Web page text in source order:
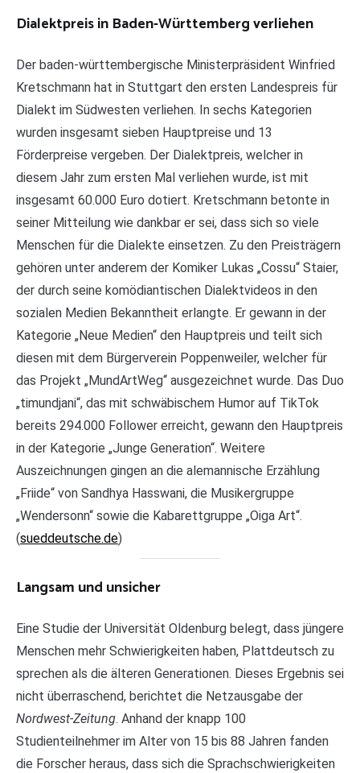
Dialektpreis in Baden-Württemberg verliehen
Der baden-württembergische Ministerpräsident Winfried
Kretschmann hat in Stuttgart den ersten Landespreis für
Dialekt im Südwesten verliehen. In sechs Kategorien
wurden insgesamt sieben Hauptpreise und 13
Förderpreise vergeben. Der Dialektpreis, welcher in
diesem Jahr zum ersten Mal verliehen wurde, ist mit
insgesamt 60.000 Euro dotiert. Kretschmann betonte in
seiner Mitteilung wie dankbar er sei, dass sich so viele
Menschen für die Dialekte einsetzen. Zu den Preisträgern
gehören unter anderem der Komiker Lukas „Cossu“ Staier,
der durch seine komödiantischen Dialektvideos in den
sozialen Medien Bekanntheit erlangte. Er gewann in der
Kategorie „Neue Medien“ den Hauptpreis und teilt sich
diesen mit dem Bürgerverein Poppenweiler, welcher für
das Projekt „MundArtWeg“ ausgezeichnet wurde. Das Duo
„timundjani“, das mit schwäbischem Humor auf TikTok
bereits 294.000 Follower erreicht, gewann den Hauptpreis
in der Kategorie „Junge Generation“. Weitere
Auszeichnungen gingen an die alemannische Erzählung
„Friide“ von Sandhya Hasswani, die Musikergruppe
„Wendersonn“ sowie die Kabarettgruppe „Oiga Art“.
(sueddeutsche.de)
Langsam und unsicher
Eine Studie der Universität Oldenburg belegt, dass jüngere
Menschen mehr Schwierigkeiten haben, Plattdeutsch zu
sprechen als die älteren Generationen. Dieses Ergebnis sei
nicht überraschend, berichtet die Netzausgabe der
Nordwest-Zeitung. Anhand der knapp 100
Studienteilnehmer im Alter von 15 bis 88 Jahren fanden
die Forscher heraus, dass sich die Sprachschwierigkeiten